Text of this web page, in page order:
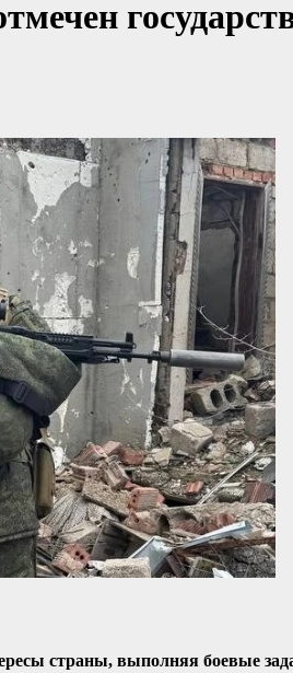
страны, выполняя боевые